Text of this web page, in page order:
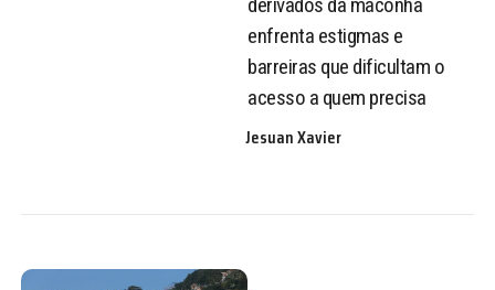
enfrenta estigmas e
barreiras que dificultam o
acesso a quem precisa
Jesuan Xavier